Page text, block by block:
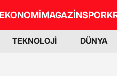
EKONOMİMAGAZİNSPOR
TEKNOLOJİ DÜNYA